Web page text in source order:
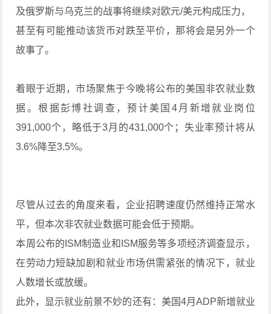
及俄罗斯与乌克兰的战事将继续对欧元/美元构成压力，
甚至有可能推动该货币对跌至平价，那将会是另外一个
故事了。
着眼于近期，市场聚焦于今晚将公布的美国非农就业数
据。根据彭博社调查，预计美国4月新增就业岗位
391,000个，略低于3月的431,000个；失业率预计将从
3.6%降至3.5%。
尽管从过去的角度来看，企业招聘速度仍然维持正常水
平，但本次非农就业数据可能会低于预期。
本周公布的ISM制造业和ISM服务等多项经济调查显示，
在劳动力短缺加剧和就业市场供需紧张的情况下，就业
人数增长或放缓。
此外，显示就业前景不妙的还有：美国4月ADP新增就业